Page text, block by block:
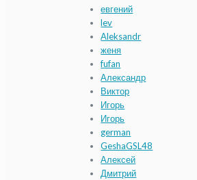
евгений
lev
Aleksandr
женя
fufan
Александр
Виктор
Игорь
Игорь
german
GeshaGSL48
Алексей
Дмитрий